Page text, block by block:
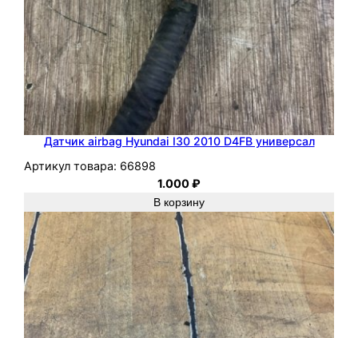
Датчик airbag Hyundai I30 2010 D4FB универсал
Артикул товара: 66898
1.000₽
В корзину